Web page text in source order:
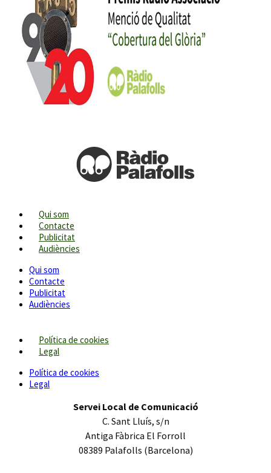
Qui som
Contacte
Publicitat
Audiències
Qui som
Contacte
Publicitat
Audiències
Política de cookies
Legal
Política de cookies
Legal
Servei Local de Comunicació
C. Sant Lluís, s/n
Antiga Fàbrica El Forroll
08389 Palafolls (Barcelona)